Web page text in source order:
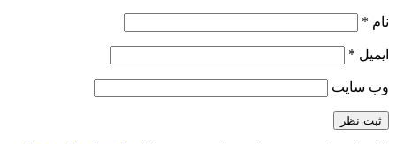
نام *
ایمیل *
وب‌ سایت